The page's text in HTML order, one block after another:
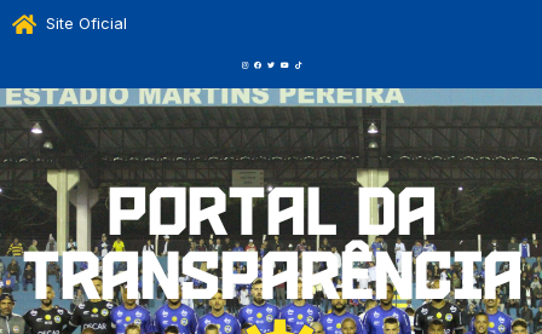
Site Oficial
Portal da
Transparência